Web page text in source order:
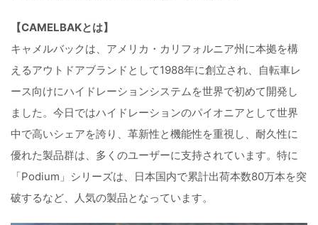
【CAMELBAKとは】
キャメルバックは、アメリカ・カリフォルニア州に本拠を構
えるアウトドアブランドとして1988年に創立され、自転車レ
ース向けにハイドレーションシステムを世界で初めて開発し
ました。今日ではハイドレーションのパイオニアとして世界
中で高いシェアを誇り、革新性と機能性を重視し、耐久性に
優れた製品群は、多くのユーザーに支持されています。特に
「Podium」シリーズは、日本国内で累計出荷本数80万本を突
破するなど、人気の製品となっています。